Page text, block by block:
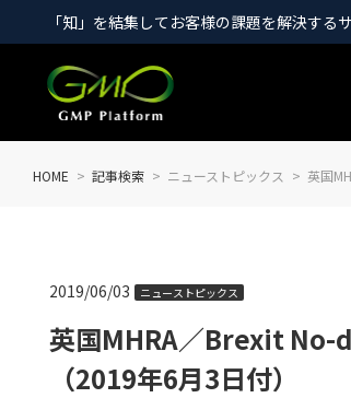
「知」を結集してお客様の課題を解決する
HOME 記事検索 ニューストピックス 英国
英国MHRA／Brexit No-
（2019年6月3日付）
2019/06/03 ニューストピックス